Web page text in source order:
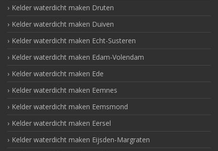
Kelder waterdicht maken Druten
Kelder waterdicht maken Duiven
Kelder waterdicht maken Echt-Susteren
Kelder waterdicht maken Edam-Volendam
Kelder waterdicht maken Ede
Kelder waterdicht maken Eemnes
Kelder waterdicht maken Eemsmond
Kelder waterdicht maken Eersel
Kelder waterdicht maken Eijsden-Margraten